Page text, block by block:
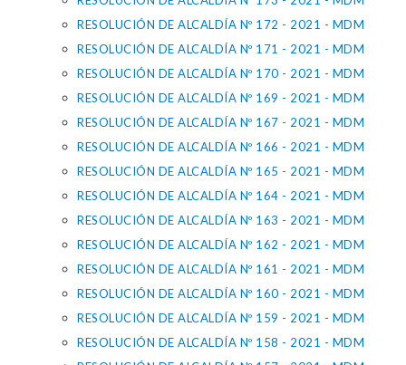
RESOLUCIÓN DE ALCALDÍA Nº 172 - 2021 - MDM
RESOLUCIÓN DE ALCALDÍA Nº 171 - 2021 - MDM
RESOLUCIÓN DE ALCALDÍA Nº 170 - 2021 - MDM
RESOLUCIÓN DE ALCALDÍA Nº 169 - 2021 - MDM
RESOLUCIÓN DE ALCALDÍA Nº 167 - 2021 - MDM
RESOLUCIÓN DE ALCALDÍA Nº 166 - 2021 - MDM
RESOLUCIÓN DE ALCALDÍA Nº 165 - 2021 - MDM
RESOLUCIÓN DE ALCALDÍA Nº 164 - 2021 - MDM
RESOLUCIÓN DE ALCALDÍA Nº 163 - 2021 - MDM
RESOLUCIÓN DE ALCALDÍA Nº 162 - 2021 - MDM
RESOLUCIÓN DE ALCALDÍA Nº 161 - 2021 - MDM
RESOLUCIÓN DE ALCALDÍA Nº 160 - 2021 - MDM
RESOLUCIÓN DE ALCALDÍA Nº 159 - 2021 - MDM
RESOLUCIÓN DE ALCALDÍA Nº 158 - 2021 - MDM